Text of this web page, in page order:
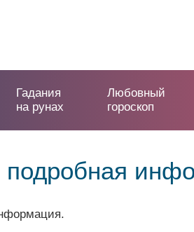
Гадания
на рунах
Любовный
гороскоп